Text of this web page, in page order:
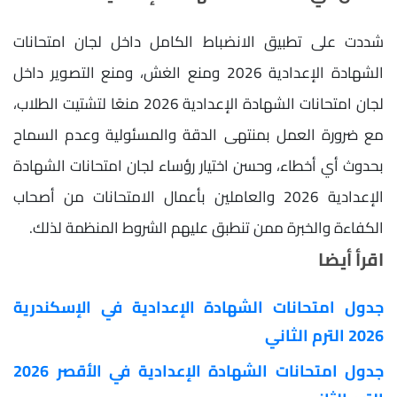
شددت على تطبيق الانضباط الكامل داخل لجان امتحانات
الشهادة الإعدادية 2026 ومنع الغش، ومنع التصوير داخل
لجان امتحانات الشهادة الإعدادية 2026 منعًا لتشتيت الطلاب،
مع ضرورة العمل بمنتهى الدقة والمسئولية وعدم السماح
بحدوث أي أخطاء، وحسن اختيار رؤساء لجان امتحانات الشهادة
الإعدادية 2026 والعاملين بأعمال الامتحانات من أصحاب
الكفاءة والخبرة ممن تنطبق عليهم الشروط المنظمة لذلك.
اقرأ أيضا
جدول امتحانات الشهادة الإعدادية في الإسكندرية
2026 الترم الثاني
جدول امتحانات الشهادة الإعدادية في الأقصر 2026